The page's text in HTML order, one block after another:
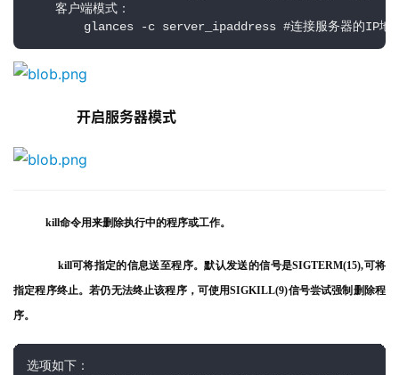
客户端模式：
glances -c server_ipaddress #连接服务器的IP地址，
开启服务器模式
kill命令用来删除执行中的程序或工作。
kill可将指定的信息送至程序。默认发送的信号是SIGTERM(15),可将
指定程序终止。若仍无法终止该程序，可使用SIGKILL(9)信号尝试强制删除程
序。
选项如下：